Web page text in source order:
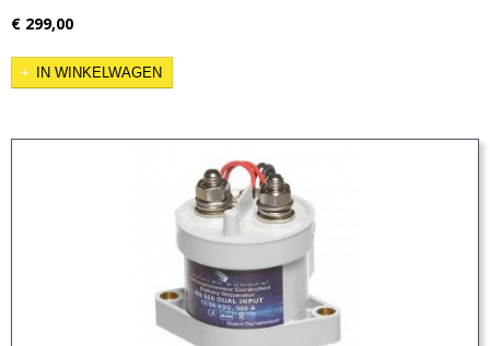
€ 299,00
IN WINKELWAGEN